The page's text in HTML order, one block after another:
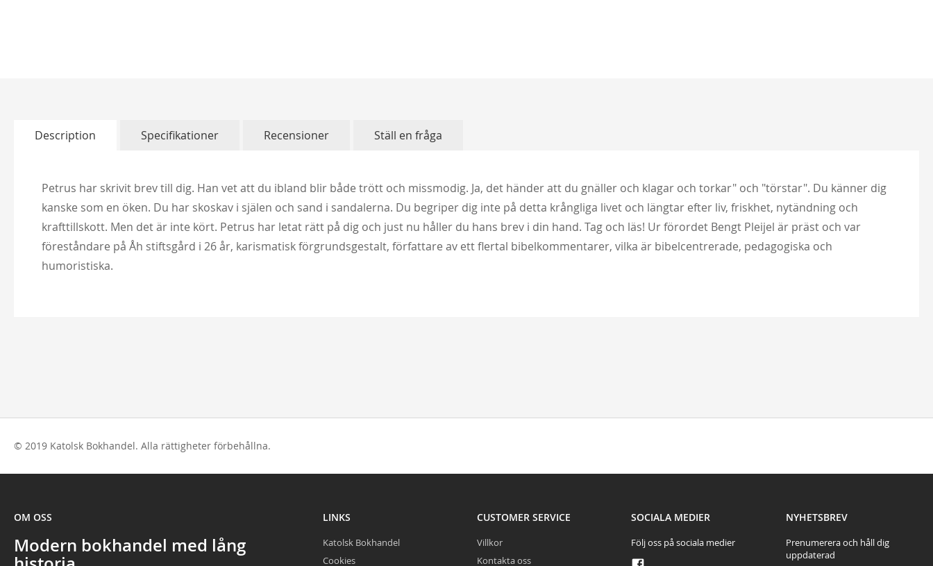
Description
Petrus har skrivit brev till dig. Han vet att du ibland blir både trött och missmodig. Ja, det händer att du gnäller och klagar och torkar" och "törstar". Du känner dig
kanske som en öken. Du har skoskav i själen och sand i sandalerna. Du begriper dig inte på detta krångliga livet och längtar efter liv, friskhet, nytändning och
krafttillskott. Men det är inte kört. Petrus har letat rätt på dig och just nu håller du hans brev i din hand. Tag och läs! Ur förordet Bengt Pleijel är präst och var
föreståndare på Åh stiftsgård i 26 år, karismatisk förgrundsgestalt, författare av ett flertal bibelkommentarer, vilka är bibelcentrerade, pedagogiska och
humoristiska.
Specifikationer Recensioner Ställ en fråga
© 2019 Katolsk Bokhandel. Alla rättigheter förbehållna.
OM OSS
Modern bokhandel med lång
LINKS
Katolsk Bokhandel
Cookies
CUSTOMER SERVICE
Villkor
Kontakta oss
SOCIALA MEDIER
Följ oss på sociala medier
NYHETSBREV
Prenumerera och håll dig
uppdaterad